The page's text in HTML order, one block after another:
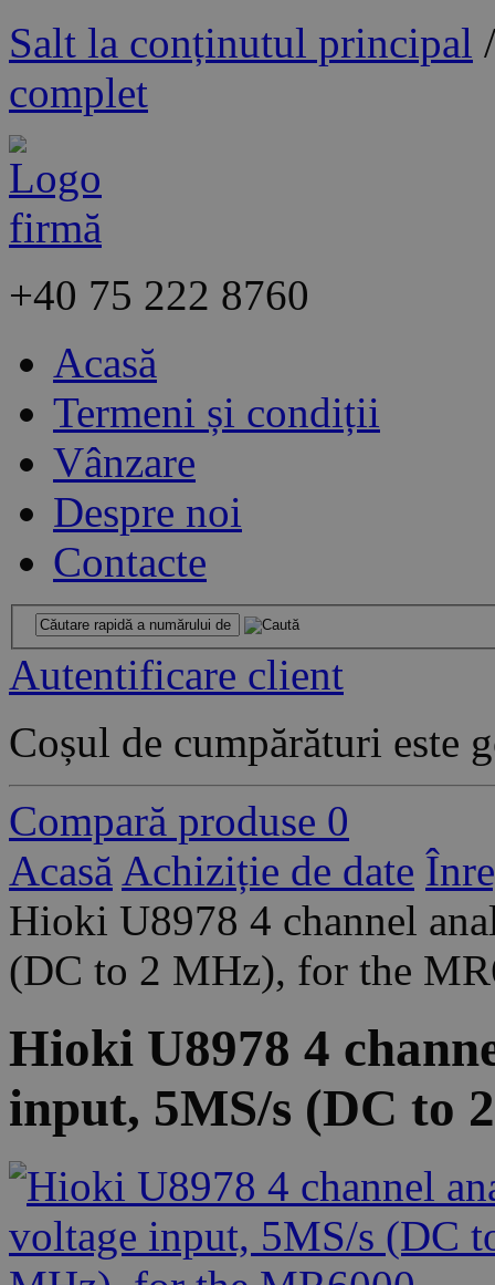
Salt la conținutul principal
complet
+40 75 222 8760
Acasă
Termeni și condiții
Vânzare
Despre noi
Contacte
Autentificare client
Coșul de cumpărături este
Compară produse 0
Acasă Achiziție de date
Hioki U8978 4 channel
(DC to 2 MHz), for the
Hioki U8978 4
input, 5MS/s (DC to